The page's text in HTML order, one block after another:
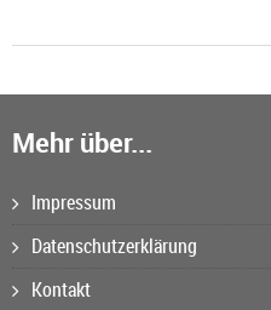
Mehr über...
Impressum
Datenschutzerklärung
Kontakt